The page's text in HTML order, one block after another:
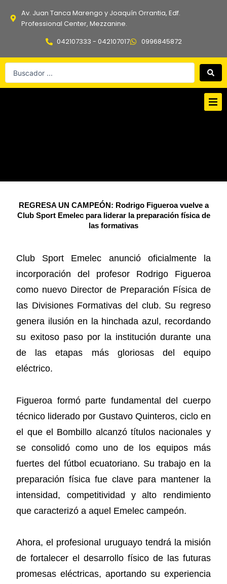
Av. Juan Tanca Marengo y Joaquín Orrantia, Edf.
Professional Center, Mezzanine.
042107333 - 042107017
0996845872
Search
REGRESA UN CAMPEÓN: Rodrigo Figueroa vuelve a
Club Sport Emelec para liderar la preparación física de
las formativas
Club Sport Emelec anunció oficialmente la
incorporación del profesor Rodrigo Figueroa
como nuevo Director de Preparación Física de
las Divisiones Formativas del club. Su regreso
genera ilusión en la hinchada azul, recordando
su exitoso paso por la institución durante una
de las etapas más gloriosas del equipo
eléctrico.
Figueroa formó parte fundamental del cuerpo
técnico liderado por Gustavo Quinteros, ciclo en
el que el Bombillo alcanzó títulos nacionales y
se consolidó como uno de los equipos más
fuertes del fútbol ecuatoriano. Su trabajo en la
preparación física fue clave para mantener la
intensidad, competitividad y alto rendimiento
que caracterizó a aquel Emelec campeón.
Ahora, el profesional uruguayo tendrá la misión
de fortalecer el desarrollo físico de las futuras
promesas eléctricas, aportando su experiencia